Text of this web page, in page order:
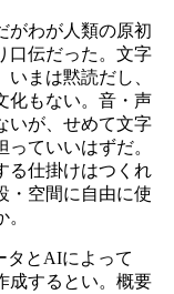
がわが人類の原初
口伝だった。文字
まは黙読だし、
化もない。音・声
いが、せめて文字
ていいはずだ。
る仕掛けはつくれ
・空間に自由に使
タとAIによって
成するとい。概要